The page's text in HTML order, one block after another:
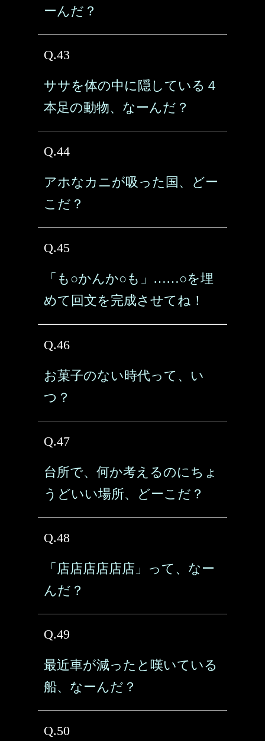
ーんだ？
Q.43
ササを体の中に隠している４
本足の動物、なーんだ？
Q.44
アホなカニが吸った国、どー
こだ？
Q.45
「も○かんか○も」……○を埋
めて回文を完成させてね！
Q.46
お菓子のない時代って、い
つ？
Q.47
台所で、何か考えるのにちょ
うどいい場所、どーこだ？
Q.48
「店店店店店店」って、なー
んだ？
Q.49
最近車が減ったと嘆いている
船、なーんだ？
Q.50